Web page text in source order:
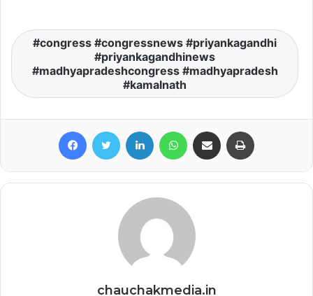
congress #congressnews #priyankagandhi
#priyankagandhinews
#madhyapradeshcongress #madhyapradesh
#kamalnath
FacebookTwitter LinkedIn WhatsAppShare via Email
chauchakmedia.in